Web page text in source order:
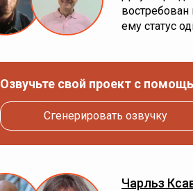
ему статус
Озвучьте свой проект с
Сгенерировать озвучку
Чарльз